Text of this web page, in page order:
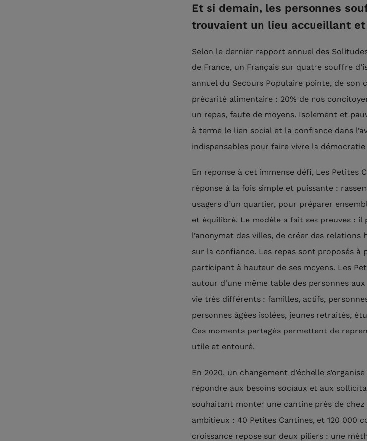
Et si demain, les personnes
trouvaient un lieu accueillant
Selon le dernier rapport annuel des
de France, un Français sur quatre souffre
annuel du Secours Populaire pointe, de son
précarité alimentaire : 20% de nos
un repas, faute de moyens. Isolement et
à terme le lien social et la confiance dans
indispensables pour faire vivre la démocratie
En réponse à cet immense défi, Les Petites
réponse à la fois simple et puissante :
usagers d’un quartier, pour préparer
et équilibré. Le modèle a fait ses preuves :
l’anonymat des villes, de créer des relations
sur la confiance. Les repas sont proposés à
participant à hauteur de ses moyens. Les
autour d'une même table des personnes
vie très différents : familles, actifs,
personnes âgées isolées, jeunes retraités,
Ces moments partagés permettent de
utile et entouré.
En 2020, un changement d’échelle
répondre aux besoins sociaux et aux
souhaitant monter une cantine près de chez
ambitieux : 40 Petites Cantines, et 120 000
croissance repose sur deux piliers : une